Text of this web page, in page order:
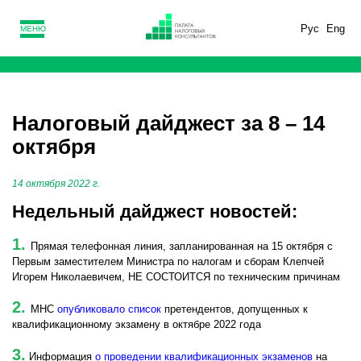
Рус Eng
МЕНЮ
Налоговый дайджест за 8 – 14
октября
14 октября 2022 г.
Недельный дайджест новостей:
1. Прямая телефонная линия, запланированная на 15 октября с
Первым заместителем Министра по налогам и сборам Клепчей
Игорем Николаевичем, НЕ СОСТОИТСЯ по техническим причинам
2. МНС опубликовало список претендентов, допущенных к
квалификационному экзамену в октябре 2022 года
3. Информация о проведении квалификационных экзаменов на